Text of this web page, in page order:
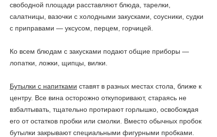
свободной площади расставляют блюда, тарелки,
салатницы, вазочки с холодными закусками, соусники, судки
с приправами — уксусом, перцем, горчицей.
Ко всем блюдам с закусками подают общие приборы —
лопатки, ложки, щипцы, вилки.
Бутылки с напитками ставят в разных местах стола, ближе к
центру. Все вина осторожно откупоривают, стараясь не
взбалтывать, тщательно протирают горлышко, освобождая
его от остатков пробки или смолки. Вместо обычных пробок
бутылки закрывают специальными фигурными пробками.